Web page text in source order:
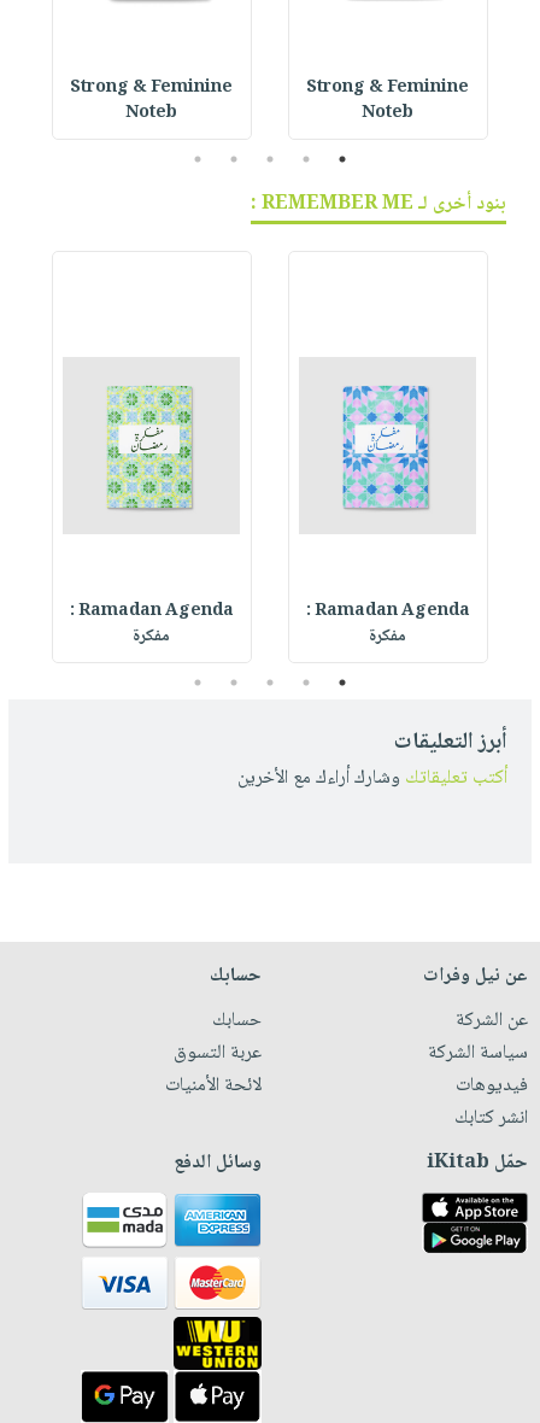
Strong & Feminine
Noteb
Strong & Feminine
Noteb
1
2
3
4
5
بنود أخرى لـ REMEMBER ME :
Ramadan Agenda :
مفكرة
Ramadan Agenda :
مفكرة
1
2
3
4
5
أبرز التعليقات
أكتب تعليقاتك وشارك أراءك مع الأخرين
عن نيل وفرات
عن الشركة
سياسة الشركة
فيديوهات
انشر كتابك
حسابك
حسابك
عربة التسوق
لائحة الأمنيات
حمّل iKitab وسائل الدفع